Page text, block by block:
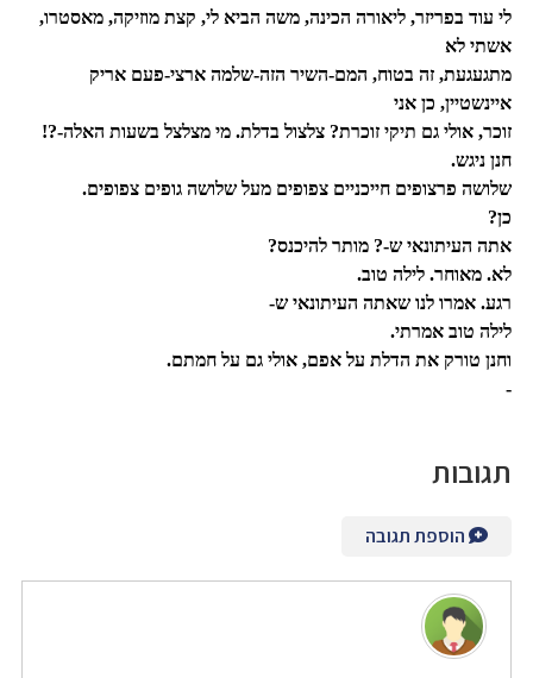
לי עוד בפריזר, ליאורה הכינה, משה הביא לי, קצת מוזיקה, מאסטרו,
אשתי לא
מתגעגעת, זה בטוח, המם-השיר הזה-שלמה ארצי-פעם אריק
איינשטיין, כן אני
זוכר, אולי גם תיקי זוכרת? צלצול בדלת. מי מצלצל בשעות האלה-?!
חנן ניגש.
שלושה פרצופים חייכניים צפופים מעל שלושה גופים צפופים.
כן?
אתה העיתונאי ש-? מותר להיכנס?
לא. מאוחר. לילה טוב.
רגע. אמרו לנו שאתה העיתונאי ש-
לילה טוב אמרתי.
וחנן טורק את הדלת על אפם, אולי גם על חמתם.
-
תגובות
הוספת תגובה